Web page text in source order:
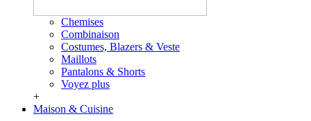
Chemises
Combinaison
Costumes, Blazers & Veste
Maillots
Pantalons & Shorts
Voyez plus
+
Maison & Cuisine